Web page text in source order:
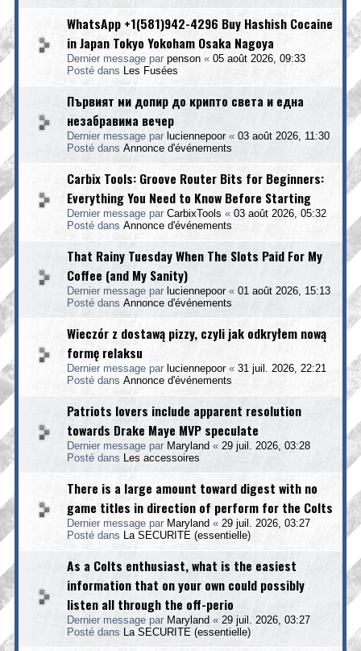
WhatsApp +1(581)942-4296 Buy Hashish Cocaine
in Japan Tokyo Yokoham Osaka Nagoya
Dernier message par penson « 05 août 2026, 09:33
Posté dans
Les Fusées
Първият ми допир до крипто света и една
незабравима вечер
Dernier message par luciennepoor« 03 août 2026, 11:30
Posté dans Annonce d'événements
Carbix Tools: Groove Router Bits for Beginners:
Everything You Need to Know Before Starting
Dernier message par CarbixTools « 03 août 2026, 05:32
Posté dans Annonce d'événements
That Rainy Tuesday When The Slots Paid For My
Coffee (and My Sanity)
Dernier message par luciennepoor« 01 août 2026, 15:13
Posté dans Annonce d'événements
Wieczór z dostawą pizzy, czyli jak odkryłem nową
formę relaksu
Dernier message par luciennepoor« 31 juil. 2026, 22:21
Posté dans Annonce d'événements
Patriots lovers include apparent resolution
towards Drake Maye MVP speculate
Dernier message par Maryland « 29 juil. 2026, 03:28
Posté dans
Les accessoires
There is a large amount toward digest with no
game titles in direction of perform for the Colts
Dernier message par Maryland « 29 juil. 2026, 03:27
Posté dans
La SECURITE (essentielle)
As a Colts enthusiast, what is the easiest
information that on your own could possibly
listen all through the off-perio
Dernier message par Maryland « 29 juil. 2026, 03:27
Posté dans
La SECURITE (essentielle)